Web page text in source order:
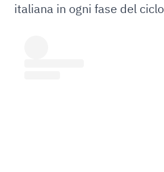
italiana in ogni fase del